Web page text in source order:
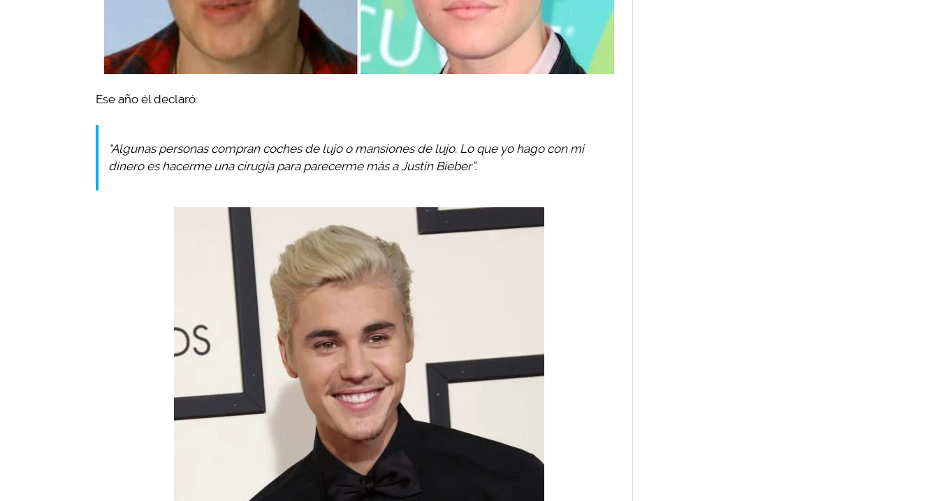
Ese año él declaró:
“Algunas personas compran coches de lujo o mansiones de lujo. Lo que yo hago con mi
dinero es hacerme una cirugía para parecerme más a Justin Bieber”.